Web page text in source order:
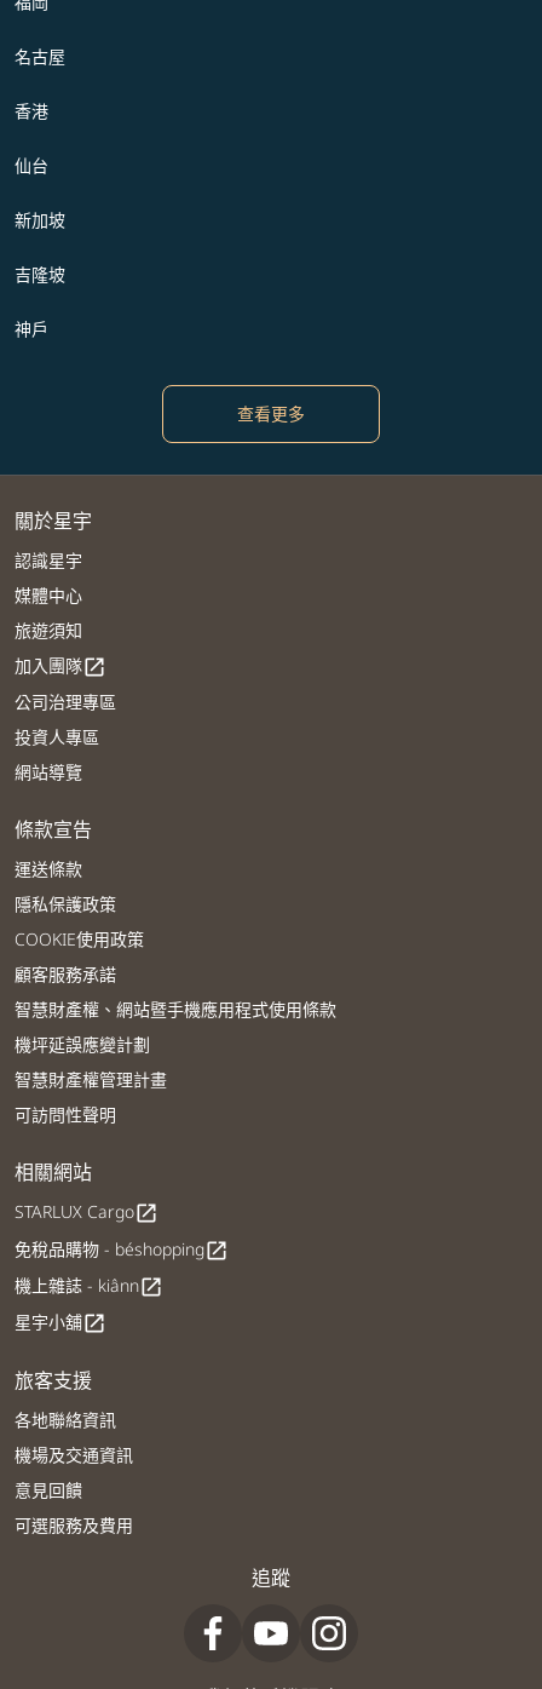
名古屋
香港
仙台
新加坡
吉隆坡
神戶
查看更多
關於星宇
認識星宇
媒體中心
旅遊須知
加入團隊open_in_new
公司治理專區
投資人專區
網站導覽
條款宣告
運送條款
隱私保護政策
COOKIE使用政策
顧客服務承諾
智慧財產權、網站暨手機應用程式使用條款
機坪延誤應變計劃
智慧財產權管理計畫
可訪問性聲明
相關網站
STARLUX Cargoopen_in_new
免稅品購物 - béshoppingopen_in_new
機上雜誌 - kiânnopen_in_new
星宇小舖open_in_new
旅客支援
各地聯絡資訊
機場及交通資訊
意見回饋
可選服務及費用
追蹤